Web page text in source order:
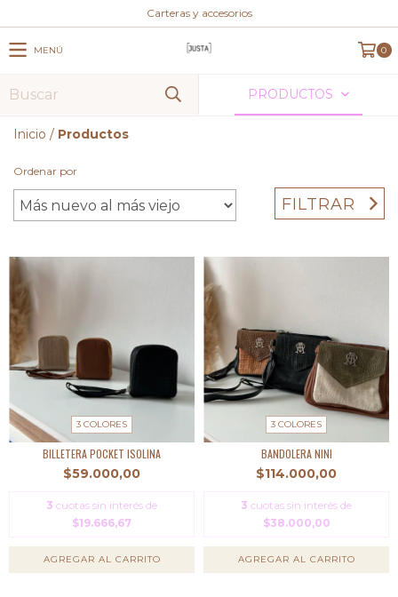
Carteras y accesorios
MENÚ 0
PRODUCTOS
Inicio / Productos
Ordenar por
FILTRAR
3 COLORES
BILLETERA POCKET ISOLINA
$59.000,00
3 cuotas sin interés de
$19.666,67
AGREGAR AL CARRITO
3 COLORES
BANDOLERA NINI
$114.000,00
3 cuotas sin interés de
$38.000,00
AGREGAR AL CARRITO